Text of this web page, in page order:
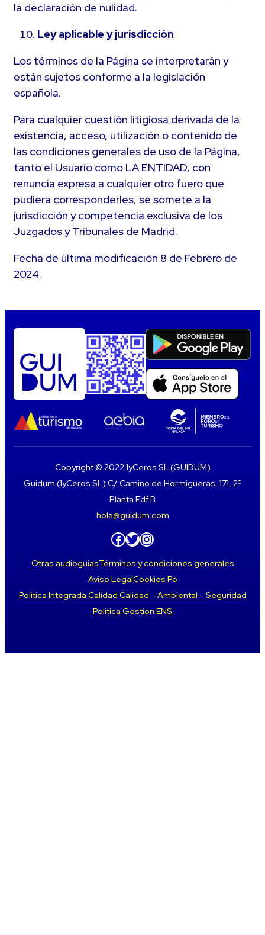
la declaración de nulidad.
Ley aplicable y jurisdicción
Los términos de la Página se interpretarán y
están sujetos conforme a la legislación
española.
Para cualquier cuestión litigiosa derivada de la
existencia, acceso, utilización o contenido de
las condiciones generales de uso de la Página,
tanto el Usuario como LA ENTIDAD, con
renuncia expresa a cualquier otro fuero que
pudiera corresponderles, se somete a la
jurisdicción y competencia exclusiva de los
Juzgados y Tribunales de Madrid.
Fecha de última modificación 8 de Febrero de
2024.
Copyright © 2022 1yCeros SL (GUIDUM)
Guidum (1yCeros SL) C/ Camino de Hormigueras, 171, 2º
Planta Edf B
hola@guidum.com
Facebook Twitter Instagram
Otras audioguíasTérminos y condiciones generales
Aviso LegalCookies Po
Politica Integrada Calidad Calidad – Ambiental – Seguridad
Politica Gestion ENS